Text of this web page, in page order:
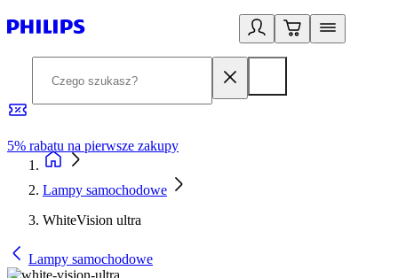
5% rabatu na pierwsze zakupy
Lampy samochodowe
WhiteVision ultra
Lampy samochodowe